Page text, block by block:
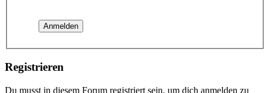
Registrieren
Du musst in diesem Forum registriert sein, um dich anmelden zu